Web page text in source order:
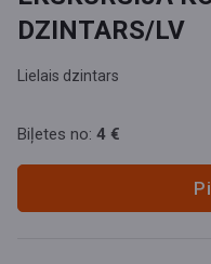
DZINTARS/LV
Lielais dzintars
Biļetes no: 4 €